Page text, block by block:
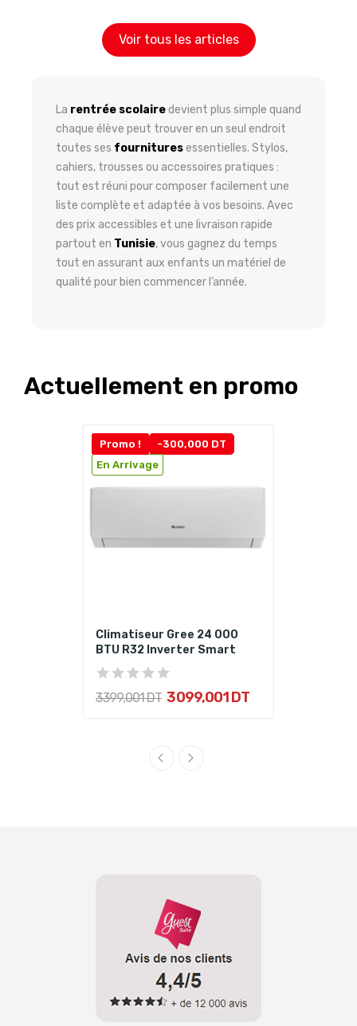
Voir tous les articles
La rentrée scolairedevient plus simple quand
chaque élève peut trouver en un seul endroit
toutes ses fournituresessentielles. Stylos,
cahiers, trousses ou accessoires pratiques :
tout est réuni pour composer facilement une
liste complète et adaptée à vos besoins. Avec
des prix accessibles et une livraison rapide
partout en Tunisie, vous gagnez du temps
tout en assurant aux enfants un matériel de
qualité pour bien commencer l’année.
Actuellement en promo
Promo !
-300,000 DT
En Arrivage
Climatiseur Gree 24 000
BTU R32 Inverter Smart
3 399,001 DT 3 099,001 DT